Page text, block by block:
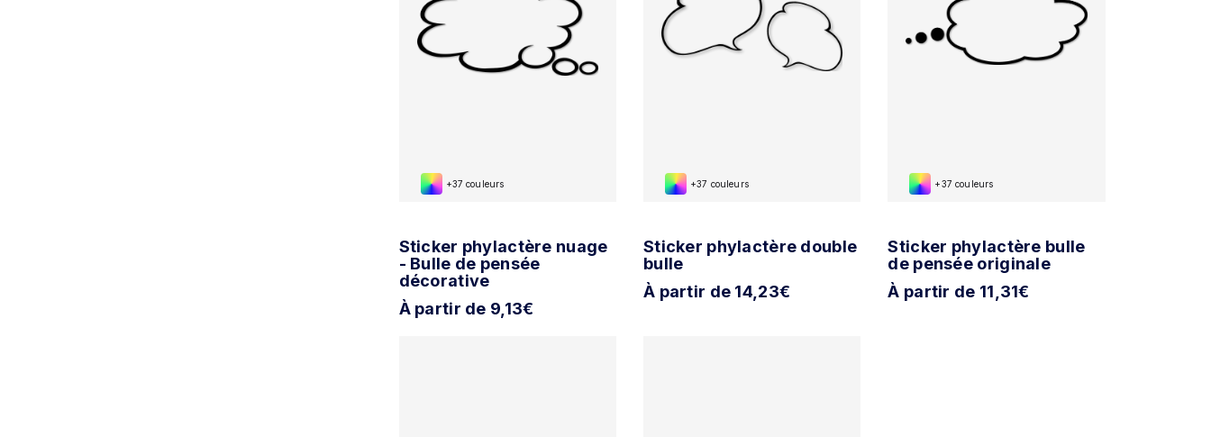
+37 couleurs
Sticker phylactère nuage
- Bulle de pensée
décorative
À partir de 9,13€
+37 couleurs
Sticker phylactère double
bulle
À partir de 14,23€
+37 couleurs
Sticker phylactère bulle
de pensée originale
À partir de 11,31€